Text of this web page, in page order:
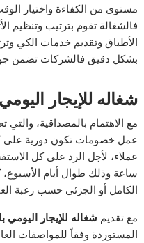
مستوى من الكفاءة واختيار
فالشغالة تقوم بترتيب
الأطباق وتقديم خدمات الكي
بشكل دقيق فالشركات تضمن
شغاله للإيجار
مع الاهتمام بالمصداقية،
عمل خصومات تكون دورية على
ساعة وذلك طوال أيام
الكامل أو الجزئي حسب رغبة
مع تقديم شغاله للإيجار اليومي
المستوردة وفقاً للمواصفات